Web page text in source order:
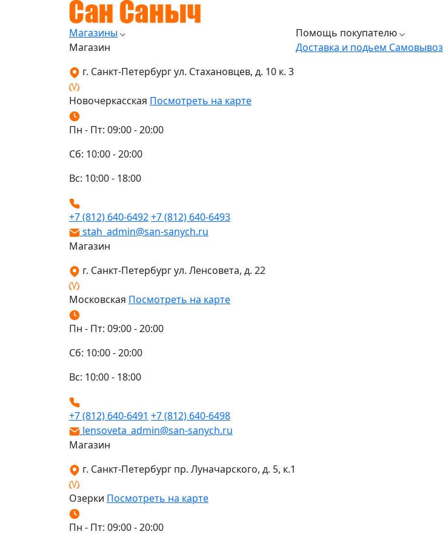
Магазины
Магазин
г. Санкт-Петербург ул. Стахановцев, д. 10 к. 3
Новочеркасская Посмотреть на карте
Пн - Пт: 09:00 - 20:00
Сб: 10:00 - 20:00
Вс: 10:00 - 18:00
+7 (812) 640-6492+7 (812) 640-6493
stah_admin@san-sanych.ru
Магазин
г. Санкт-Петербург ул. Ленсовета, д. 22
Московская Посмотреть на карте
Пн - Пт: 09:00 - 20:00
Сб: 10:00 - 20:00
Вс: 10:00 - 18:00
+7 (812) 640-6491 +7 (812) 640-6498
lensoveta_admin@san-sanych.ru
Магазин
г. Санкт-Петербург пр. Луначарского, д. 5, к.1
Озерки Посмотреть на карте
Пн - Пт: 09:00 - 20:00
Помощь покупателю
Доставка и подьем Самовывоз